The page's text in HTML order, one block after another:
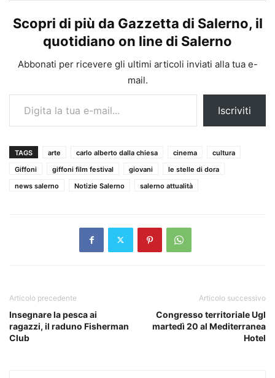
Scopri di più da Gazzetta di Salerno, il
quotidiano on line di Salerno
Abbonati per ricevere gli ultimi articoli inviati alla tua e-
mail.
Digita la tua e-mail...
Iscriviti
TAGS arte carlo alberto dalla chiesa cinema
cultura
Giffoni
giffoni film festival giovani
le stelle di dora
news salerno
Notizie Salerno salerno attualità
Articolo precedente
Insegnare la pesca ai
ragazzi, il raduno Fisherman
Club
Articolo successivo
Congresso territoriale Ugl
martedì 20 al Mediterranea
Hotel